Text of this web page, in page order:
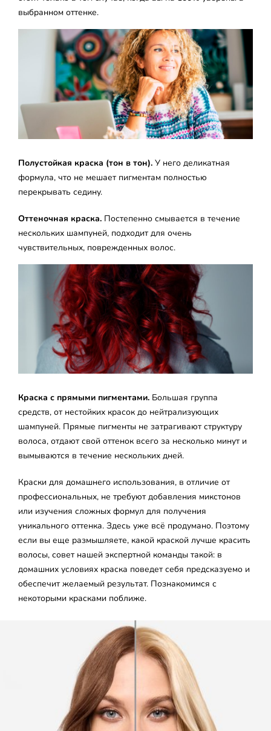
выбранном оттенке.
Полустойкая краска (тон в тон). У него деликатная
формула, что не мешает пигментам полностью
перекрывать седину.
Оттеночная краска. Постепенно смывается в течение
нескольких шампуней, подходит для очень
чувствительных, поврежденных волос.
Краска с прямыми пигментами. Большая группа
средств, от нестойких красок до нейтрализующих
шампуней. Прямые пигменты не затрагивают структуру
волоса, отдают свой оттенок всего за несколько минут и
вымываются в течение нескольких дней.
Краски для домашнего использования, в отличие от
профессиональных, не требуют добавления микстонов
или изучения сложных формул для получения
уникального оттенка. Здесь уже всё продумано. Поэтому
если вы еще размышляете, какой краской лучше красить
волосы, совет нашей экспертной команды такой: в
домашних условиях краска поведет себя предсказуемо и
обеспечит желаемый результат. Познакомимся с
некоторыми красками поближе.